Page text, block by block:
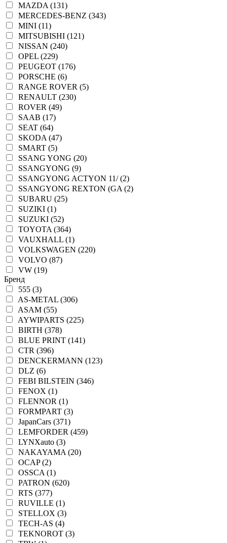
MAZDA (131)
MERCEDES-BENZ (343)
MINI (11)
MITSUBISHI (121)
NISSAN (240)
OPEL (229)
PEUGEOT (176)
PORSCHE (6)
RANGE ROVER (5)
RENAULT (230)
ROVER (49)
SAAB (17)
SEAT (64)
SKODA (47)
SMART (5)
SSANG YONG (20)
SSANGYONG (9)
SSANGYONG ACTYON 11/ (2)
SSANGYONG REXTON (GA (2)
SUBARU (25)
SUZIKI (1)
SUZUKI (52)
TOYOTA (364)
VAUXHALL (1)
VOLKSWAGEN (220)
VOLVO (87)
VW (19)
Бренд
555 (3)
AS-METAL (306)
ASAM (55)
AYWIPARTS (225)
BIRTH (378)
BLUE PRINT (141)
CTR (396)
DENCKERMANN (123)
DLZ (6)
FEBI BILSTEIN (346)
FENOX (1)
FLENNOR (1)
FORMPART (3)
JapanCars (371)
LEMFORDER (459)
LYNXauto (3)
NAKAYAMA (20)
OCAP (2)
OSSCA (1)
PATRON (620)
RTS (377)
RUVILLE (1)
STELLOX (3)
TECH-AS (4)
TEKNOROT (3)